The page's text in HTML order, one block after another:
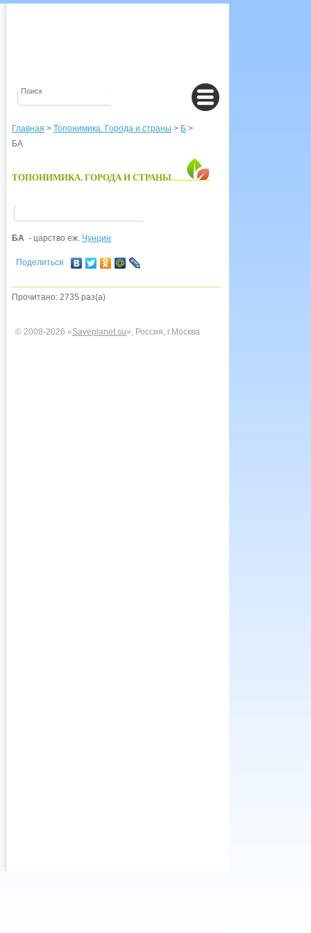
Главная > Топонимика. Города и страны > Б >
БА
ТОПОНИМИКА. ГОРОДА И СТРАНЫ
БА - царство еж. Чунцин
Поделиться
Прочитано: 2735 раз(а)
© 2008-2026 «Saveplanet.su», Россия, г.Москва